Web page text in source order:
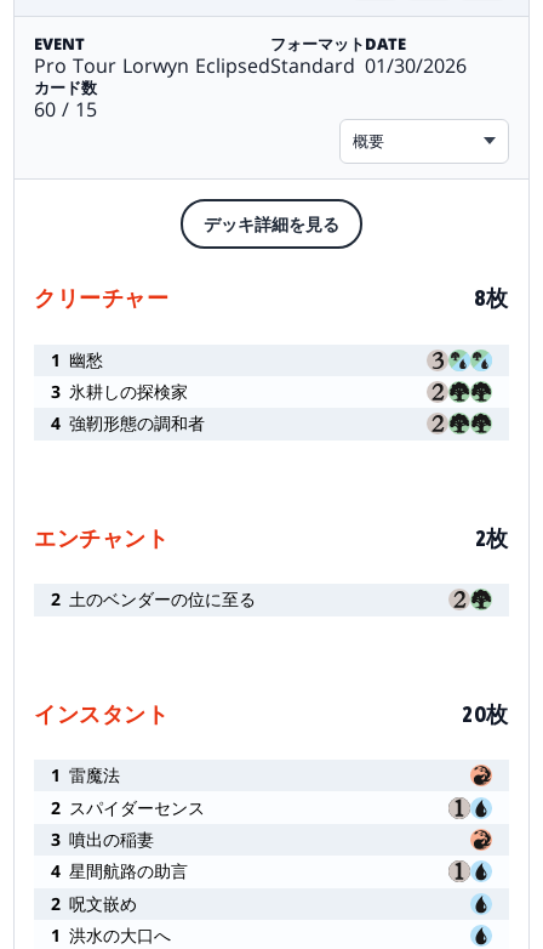
EVENT
Pro Tour Lorwyn Eclipsed
フォーマット
Standard
DATE
01/30/2026
カード数
60 / 15
概要
デッキ詳細を見る
クリーチャー 8枚
1 幽愁
3 氷耕しの探検家
4 強靭形態の調和者
エンチャント 2枚
2 土のベンダーの位に至る
インスタント 20枚
1 雷魔法
2 スパイダーセンス
3 噴出の稲妻
4 星間航路の助言
2 呪文嵌め
1 洪水の大口へ